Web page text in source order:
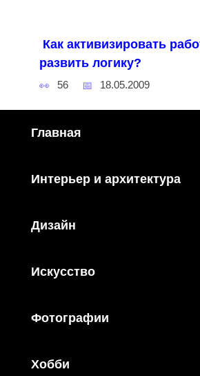
Как активизировать
развить логику?
56 18.05.2009
Главная
Интерьер и архитектура
Дизайн
Искусство
Фотографии
Хобби